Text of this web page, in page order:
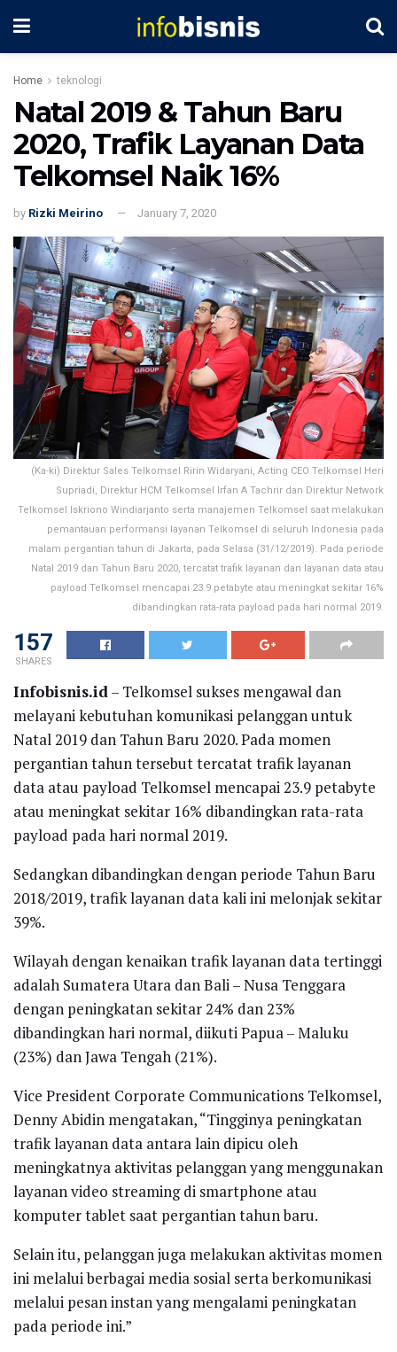
Home teknologi
Natal 2019 & Tahun Baru
2020, Trafik Layanan Data
Telkomsel Naik 16%
by Rizki Meirino January 7, 2020
(Ka-ki) Direktur Sales Telkomsel Ririn Widaryani, Acting CEO Telkomsel Heri
Supriadi, Direktur HCM Telkomsel Irfan A Tachrir dan Direktur Network
Telkomsel Iskriono Windiarjanto serta manajemen Telkomsel saat melakukan
pemantauan performansi layanan Telkomsel di seluruh Indonesia pada
malam pergantian tahun di Jakarta, pada Selasa (31/12/2019). Pada periode
Natal 2019 dan Tahun Baru 2020, tercatat trafik layanan dan layanan data atau
payload Telkomsel mencapai 23.9 petabyte atau meningkat sekitar 16%
dibandingkan rata-rata payload pada hari normal 2019.
157
SHARES
Infobisnis.id – Telkomsel sukses mengawal dan
melayani kebutuhan komunikasi pelanggan untuk
Natal 2019 dan Tahun Baru 2020. Pada momen
pergantian tahun tersebut tercatat trafik layanan
data atau payload Telkomsel mencapai 23.9 petabyte
atau meningkat sekitar 16% dibandingkan rata-rata
payload pada hari normal 2019.
Sedangkan dibandingkan dengan periode Tahun Baru
2018/2019, trafik layanan data kali ini melonjak sekitar
39%.
Wilayah dengan kenaikan trafik layanan data tertinggi
adalah Sumatera Utara dan Bali – Nusa Tenggara
dengan peningkatan sekitar 24% dan 23%
dibandingkan hari normal, diikuti Papua – Maluku
(23%) dan Jawa Tengah (21%).
Vice President Corporate Communications Telkomsel,
Denny Abidin mengatakan, “Tingginya peningkatan
trafik layanan data antara lain dipicu oleh
meningkatnya aktivitas pelanggan yang menggunakan
layanan video streaming di smartphone atau
komputer tablet saat pergantian tahun baru.
Selain itu, pelanggan juga melakukan aktivitas momen
ini melalui berbagai media sosial serta berkomunikasi
melalui pesan instan yang mengalami peningkatan
pada periode ini.”